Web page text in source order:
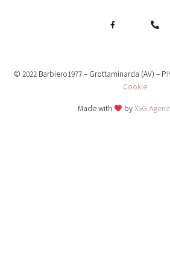
© 2022 Barbiero1977 – Grottaminarda (AV) –
Cookie
Made with byX5G